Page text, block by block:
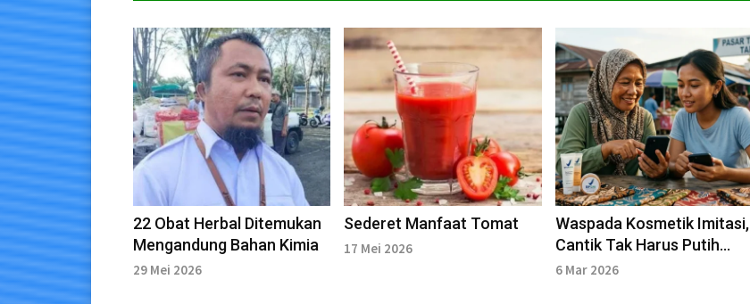
22 Obat Herbal Ditemukan
Mengandung Bahan Kimia
29 Mei 2026
Sederet Manfaat Tomat
17 Mei 2026
Waspada Kosmetik Imitasi,
Cantik Tak Harus Putih
Instan
6 Mar 2026